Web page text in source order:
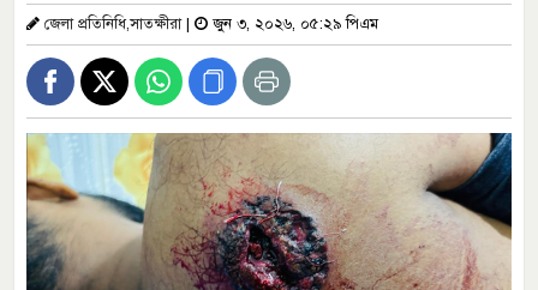
জেলা প্রতিনিধি,সাতক্ষীরা| জুন ৩, ২০২৬, ০৫:২৯ পিএম